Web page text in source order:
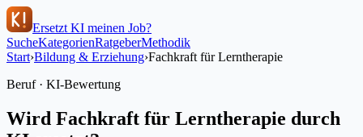
Ersetzt KI meinen Job?
SucheKategorienRatgeberMethodik
Start›Bildung & Erziehung›Fachkraft für Lerntherapie
Beruf · KI-Bewertung
Wird Fachkraft für Lerntherapie durch